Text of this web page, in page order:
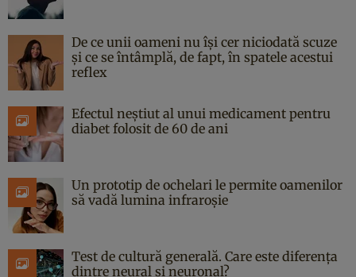
De ce unii oameni nu își cer niciodată scuze
și ce se întâmplă, de fapt, în spatele acestui
reflex
Efectul neștiut al unui medicament pentru
diabet folosit de 60 de ani
Un prototip de ochelari le permite oamenilor
să vadă lumina infraroșie
Test de cultură generală. Care este diferența
dintre neural și neuronal?